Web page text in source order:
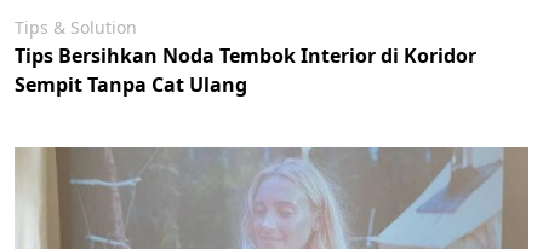
Tips & Solution
Tips Bersihkan Noda Tembok Interior di Koridor
Sempit Tanpa Cat Ulang